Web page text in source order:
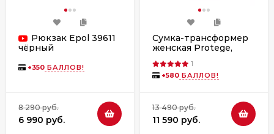
Рюкзак Epol 39611
чёрный
+350 БАЛЛОВ!
8 290 руб.
6 990 руб.
Сумка-трансформер
женская Protege,
чёрная
1
+580 БАЛЛОВ!
13 490 руб.
11 590 руб.